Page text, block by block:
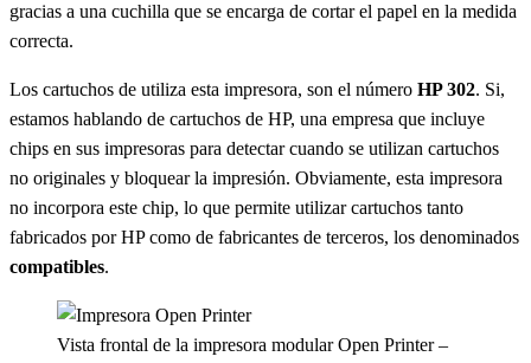
gracias a una cuchilla que se encarga de cortar el papel en la medida
correcta.
Los cartuchos de utiliza esta impresora, son el número HP 302. Si,
estamos hablando de cartuchos de HP, una empresa que incluye
chips en sus impresoras para detectar cuando se utilizan cartuchos
no originales y bloquear la impresión. Obviamente, esta impresora
no incorpora este chip, lo que permite utilizar cartuchos tanto
fabricados por HP como de fabricantes de terceros, los denominados
compatibles.
Vista frontal de la impresora modular Open Printer –